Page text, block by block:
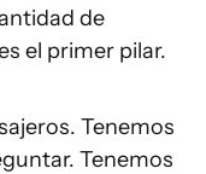
de
el primer pilar.
Tenemos
Tenemos